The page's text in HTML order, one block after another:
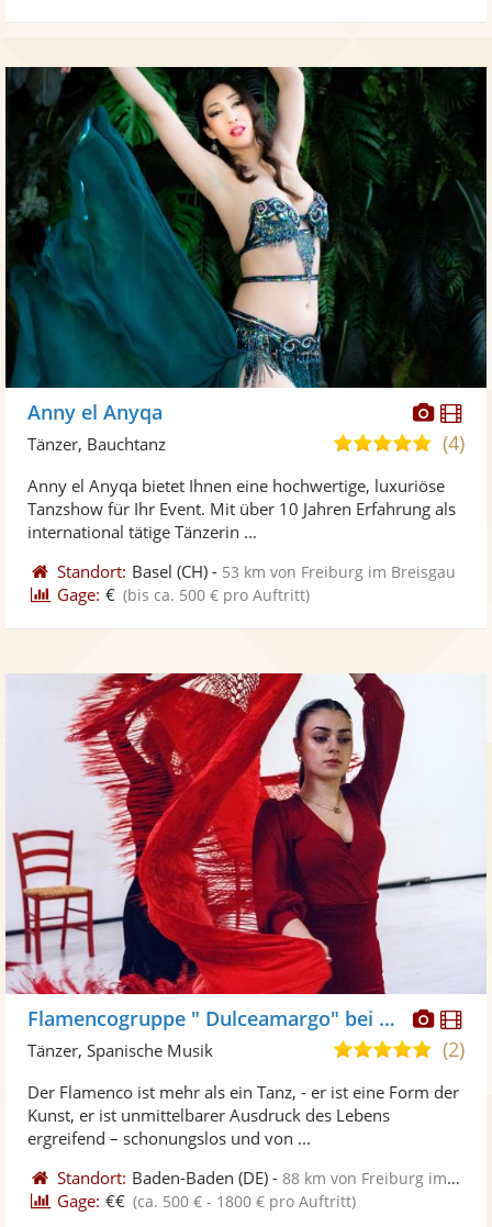
Fotos
Anny el Anyqa
5,0
5
(4)
Tänzer, Bauchtanz
Anny el Anyqa bietet Ihnen eine hochwertige, luxuriöse
Tanzshow für Ihr Event. Mit über 10 Jahren Erfahrung als
international tätige Tänzerin ...
Standort: Basel (CH) - 53 km von Freiburg im Breisgau
Gage: € (bis ca. 500 € pro Auftritt)
Fotos
Flamencogruppe " Dulceamargo" bei Flamencita Tanzstudio
4,8
5
(2)
Tänzer, Spanische Musik
Der Flamenco ist mehr als ein Tanz, - er ist eine Form der
Kunst, er ist unmittelbarer Ausdruck des Lebens
ergreifend – schonungslos und von ...
Standort: Baden-Baden (DE) -88 km von Freiburg im Breisgau
Gage: €€ (ca. 500 € - 1800 € pro Auftritt)